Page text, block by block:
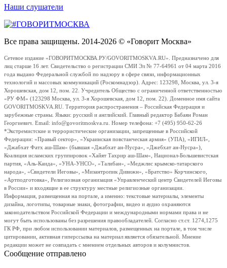
Наши слушатели
Все права защищены. 2014-2026 © «Говорит Москва»
Сетевое издание «ГОВОРИТМОСКВА.РУ/GOVORITMOSKVA.RU». Предназначено для
лиц старше 16 лет. Свидетельство о регистрации СМИ Эл № 77-64961 от 04 марта 2016
года выдано Федеральной службой по надзору в сфере связи, информационных
технологий и массовых коммуникаций (Роскомнадзор). Адрес: 123298, Москва, ул. 3-я
Хорошевская, дом 12, пом. 22. Учредитель Общество с ограниченной ответственностью
«РУ ФМ» (123298 Москва, ул. 3-я Хорошевская, дом 12, пом. 22). Доменное имя сайта
GOVORITMOSKVA.RU. Территория распространения – Российская Федерация и
зарубежные страны. Языки: русский и английский. Главный редактор Бабаян Роман
Георгиевич. Email: info@govoritmoskva.ru. Номер телефона: +7 (495) 950-62-26
*Экстремистские и террористические организации, запрещенные в Российской
Федерации: «Правый сектор», «Украинская повстанческая армия» (УПА), «ИГИЛ»,
«Джабхат Фатх аш-Шам» (бывшая «Джабхат ан-Нусра», «Джебхат ан-Нусра»),
Коалиция исламских группировок «Хайят Тахрир аш-Шам», Национал-Большевистская
партия, «Аль-Каида», «УНА-УНСО», «Талибан», «Меджлис крымско-татарского
народа», «Свидетели Иеговы», «Мизантропик Дивижн», «Братство» Корчинского,
«Артподготовка», Религиозная организация «Управленческий центр Свидетелей Иеговы
в России» и входящие в ее структуру местные религиозные организации.
Информация, размещенная на портале, а именно: текстовые материалы, элементы
дизайна, логотипы, товарные знаки, фотографии, видео и аудио охраняются
законодательством Российской Федерации и международными нормами права и не
могут быть использованы без разрешения правообладателей. Согласно ст.ст. 1274,1275
ГК РФ, при любом использовании материалов, размещенных на портале, в том числе
цитировании, активная гиперссылка на материал является обязательной. Мнение
редакции может не совпадать с мнением отдельных авторов и колумнистов.
Сообщение отправлено